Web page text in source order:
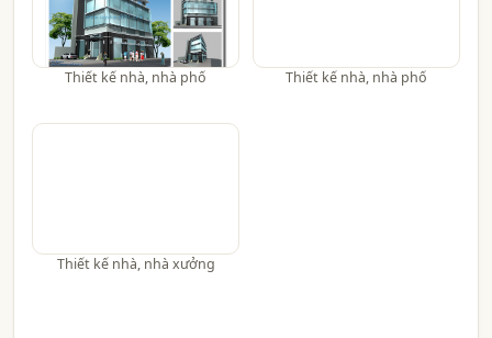
Thiết kế nhà, nhà phố Thiết kế nhà, nhà phố
Thiết kế nhà, nhà xưởng